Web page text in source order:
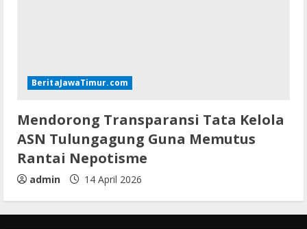
BeritaJawaTimur.com
Mendorong Transparansi Tata Kelola
ASN Tulungagung Guna Memutus
Rantai Nepotisme
admin 14 April 2026